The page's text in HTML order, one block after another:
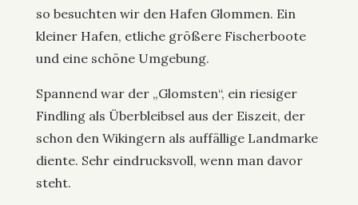
so besuchten wir den Hafen Glommen. Ein
kleiner Hafen, etliche größere Fischerboote
und eine schöne Umgebung.
Spannend war der „Glomsten“, ein riesiger
Findling als Überbleibsel aus der Eiszeit, der
schon den Wikingern als auffällige Landmarke
diente. Sehr eindrucksvoll, wenn man davor
steht.